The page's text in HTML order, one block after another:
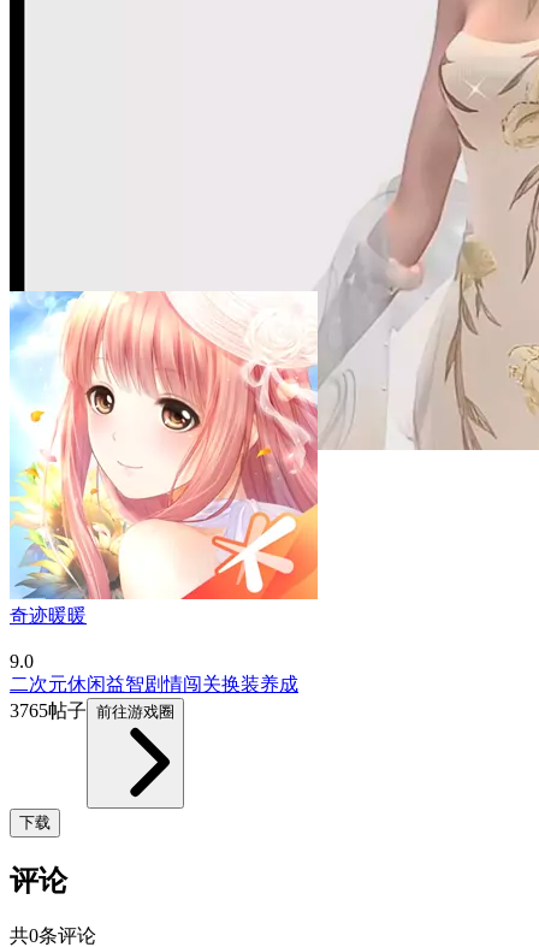
奇迹暖暖
9.0
二次元休闲益智剧情闯关换装养成
3765帖子 前往游戏圈
下载
评论
共0条评论